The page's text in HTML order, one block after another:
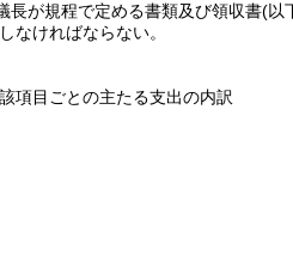
長が規程で定める書類及び領収書(以
なければならない。
項目ごとの主たる支出の内訳